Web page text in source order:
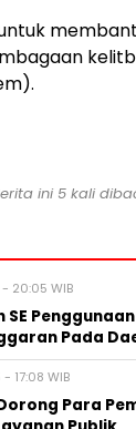
ini 5 kali
20:05 WIB
Pada
17:08 WIB
Para